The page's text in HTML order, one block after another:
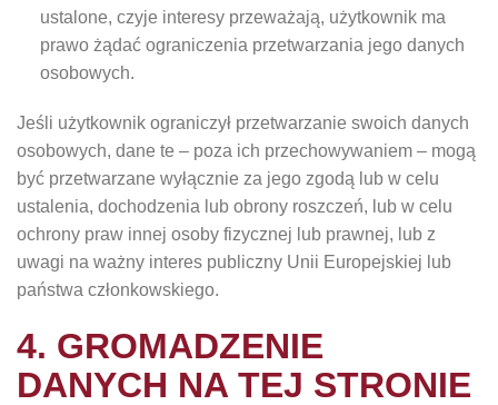
ustalone, czyje interesy przeważają, użytkownik ma
prawo żądać ograniczenia przetwarzania jego danych
osobowych.
Jeśli użytkownik ograniczył przetwarzanie swoich danych
osobowych, dane te – poza ich przechowywaniem – mogą
być przetwarzane wyłącznie za jego zgodą lub w celu
ustalenia, dochodzenia lub obrony roszczeń, lub w celu
ochrony praw innej osoby fizycznej lub prawnej, lub z
uwagi na ważny interes publiczny Unii Europejskiej lub
państwa członkowskiego.
4. GROMADZENIE
DANYCH NA TEJ STRONIE